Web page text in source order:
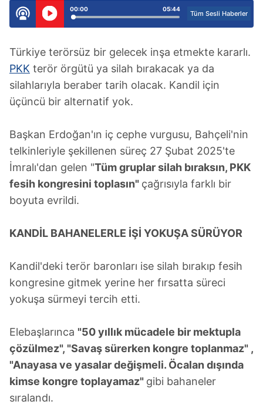
05:44
00:00
Tüm Sesli Haberler
Türkiye terörsüz bir gelecek inşa etmekte kararlı.
PKK terör örgütü ya silah bırakacak ya da
silahlarıyla beraber tarih olacak. Kandil için
üçüncü bir alternatif yok.
Başkan Erdoğan'ın iç cephe vurgusu, Bahçeli'nin
telkinleriyle şekillenen süreç 27 Şubat 2025'te
İmralı'dan gelen "Tüm gruplar silah bıraksın, PKK
fesih kongresini toplasın" çağrısıyla farklı bir
boyuta evrildi.
KANDİL BAHANELERLE İŞİ YOKUŞA SÜRÜYOR
Kandil'deki terör baronları ise silah bırakıp fesih
kongresine gitmek yerine her fırsatta süreci
yokuşa sürmeyi tercih etti.
Elebaşlarınca "50 yıllık mücadele bir mektupla
çözülmez", "Savaş sürerken kongre toplanmaz" ,
"Anayasa ve yasalar değişmeli. Öcalan dışında
kimse kongre toplayamaz" gibi bahaneler
sıralandı.